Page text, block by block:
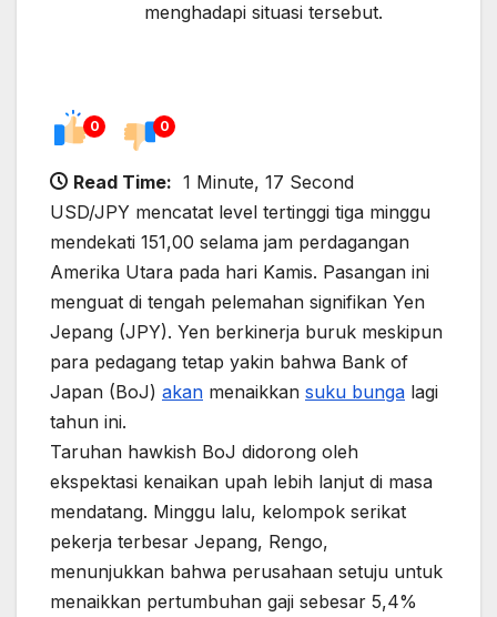
menghadapi situasi tersebut.
0 0
Read Time: 1 Minute, 17 Second
USD/JPY mencatat level tertinggi tiga minggu
mendekati 151,00 selama jam perdagangan
Amerika Utara pada hari Kamis. Pasangan ini
menguat di tengah pelemahan signifikan Yen
Jepang (JPY). Yen berkinerja buruk meskipun
para pedagang tetap yakin bahwa Bank of
Japan (BoJ) akan menaikkan suku bunga lagi
tahun ini.
Taruhan hawkish BoJ didorong oleh
ekspektasi kenaikan upah lebih lanjut di masa
mendatang. Minggu lalu, kelompok serikat
pekerja terbesar Jepang, Rengo,
menunjukkan bahwa perusahaan setuju untuk
menaikkan pertumbuhan gaji sebesar 5,4%